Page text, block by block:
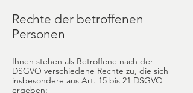
Rechte der betroffenen
Personen
Ihnen stehen als Betroffene nach der
DSGVO verschiedene Rechte zu, die sich
insbesondere aus Art. 15 bis 21 DSGVO
ergeben: